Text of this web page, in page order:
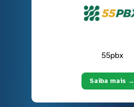
55pbx
Saiba mais →